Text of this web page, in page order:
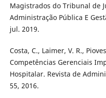
Magistrados do Tribunal de
Administração Pública E
jul. 2019.
Costa, C., Laimer, V. R.,
Competências Gerenciais
Hospitalar. Revista de
55, 2016.